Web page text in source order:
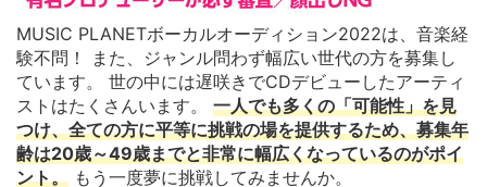
MUSIC PLANETボーカルオーディション2022は、音楽経
験不問！ また、ジャンル問わず幅広い世代の方を募集し
ています。 世の中には遅咲きでCDデビューしたアーティ
ストはたくさんいます。 一人でも多くの「可能性」を見
つけ、全ての方に平等に挑戦の場を提供するため、募集年
齢は20歳～49歳までと非常に幅広くなっているのがポイ
ント。 もう一度夢に挑戦してみませんか。